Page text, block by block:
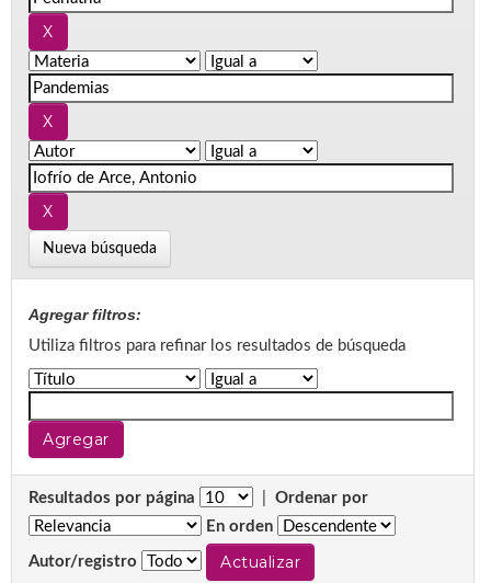
Nueva búsqueda
Agregar filtros:
Utiliza filtros para refinar los resultados de búsqueda
Resultados por página
Ordenar por
En orden
Autor/registro